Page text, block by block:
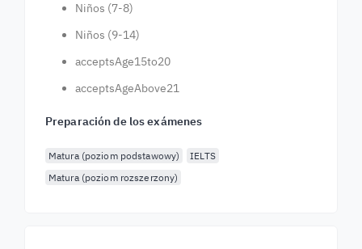
Niños (7-8)
Niños (9-14)
acceptsAge15to20
acceptsAgeAbove21
Preparación de los exámenes
Matura (poziom podstawowy)
IELTS
Matura (poziom rozszerzony)